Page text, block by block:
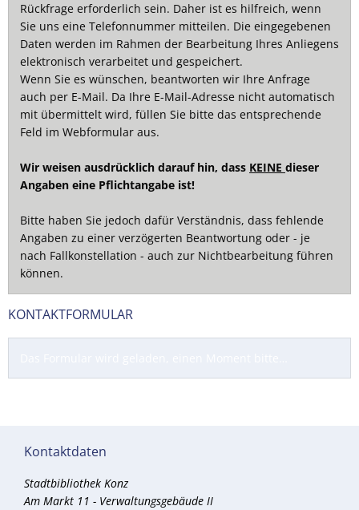
Rückfrage erforderlich sein. Daher ist es hilfreich, wenn
Sie uns eine Telefonnummer mitteilen. Die eingegebenen
Daten werden im Rahmen der Bearbeitung Ihres Anliegens
elektronisch verarbeitet und gespeichert.
Wenn Sie es wünschen, beantworten wir Ihre Anfrage
auch per E-Mail. Da Ihre E-Mail-Adresse nicht automatisch
mit übermittelt wird, füllen Sie bitte das entsprechende
Feld im Webformular aus.
Wir weisen ausdrücklich darauf hin, dass KEINE dieser
Angaben eine Pflichtangabe ist!
Bitte haben Sie jedoch dafür Verständnis, dass fehlende
Angaben zu einer verzögerten Beantwortung oder - je
nach Fallkonstellation - auch zur Nichtbearbeitung führen
können.
KONTAKTFORMULAR
Kontaktdaten
Stadtbibliothek Konz
Am Markt 11 - Verwaltungsgebäude II